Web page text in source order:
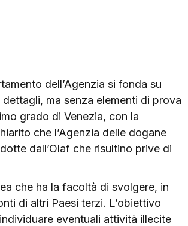
dell’Agenzia si fonda su
ma senza elementi di prova
grado di Venezia, con la
che l’Agenzia delle dogane
dall’Olaf che risultino prive di
che ha la facoltà di svolgere, in
di altri Paesi terzi. L’obiettivo
eventuali attività illecite